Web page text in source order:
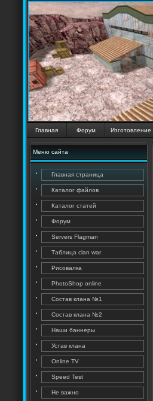
Главная Форум Изготовление
Меню сайта
Главная страница
Каталог файлов
Каталог статей
Форум
Servers Flagman
Таблица clan war
Рисовалка
PhotoShop online
Состав клана №1
Состав клана №2
Наши баннеры
Устав клана
Online TV
Speed Test
Не важно